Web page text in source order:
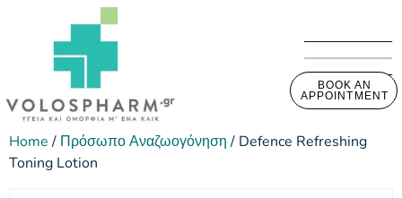
BOOK AN
APPOINTMENT
Home/ Πρόσωπο Αναζωογόνηση/ Defence Refreshing
Toning Lotion